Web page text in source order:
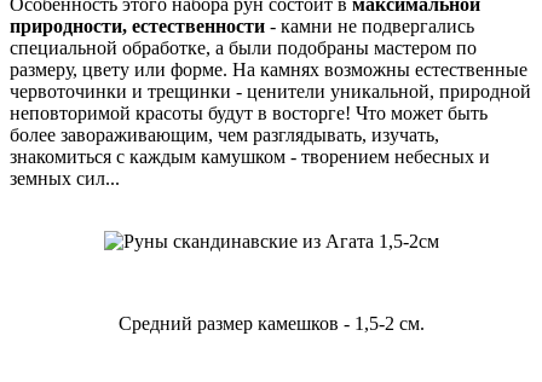
Особенность этого набора рун состоит в максимальной
природности, естественности - камни не подвергались
специальной обработке, а были подобраны мастером по
размеру, цвету или форме. На камнях возможны естественные
червоточинки и трещинки - ценители уникальной, природной
неповторимой красоты будут в восторге! Что может быть
более завораживающим, чем разглядывать, изучать,
знакомиться с каждым камушком - творением небесных и
земных сил...
Средний размер камешков - 1,5-2 см.